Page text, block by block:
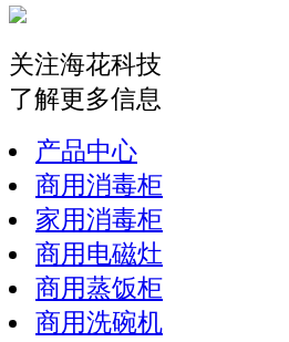
关注海花科技
了解更多信息
产品中心
商用消毒柜
家用消毒柜
商用电磁灶
商用蒸饭柜
商用洗碗机